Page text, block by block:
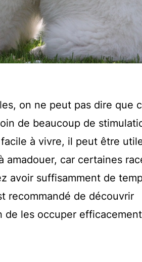
on ne peut pas dire que
de beaucoup de
à vivre, il peut être
amadouer, car certaines
avoir suffisamment de
recommandé de découvrir
de les occuper